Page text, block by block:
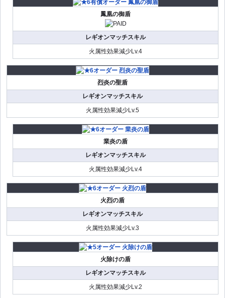
鳳凰の御盾
レギオンマッチスキル
火属性効果減少Lv.4
烈炎の聖盾
レギオンマッチスキル
火属性効果減少Lv.5
業炎の盾
レギオンマッチスキル
火属性効果減少Lv.4
火烈の盾
レギオンマッチスキル
火属性効果減少Lv.3
火除けの盾
レギオンマッチスキル
火属性効果減少Lv.2